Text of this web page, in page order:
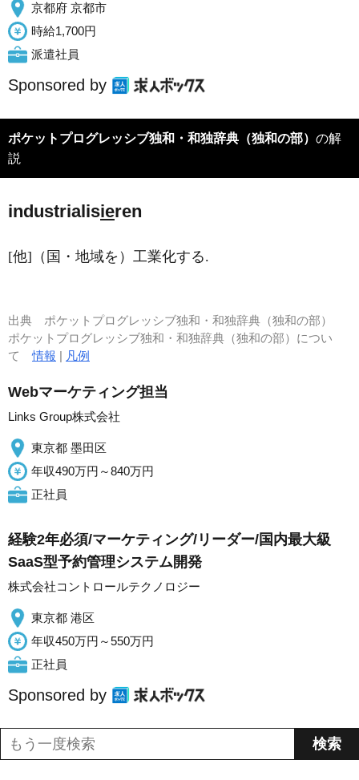
京都府 京都市
時給1,700円
派遣社員
Sponsored by
ポケットプログレッシブ独和・和独辞典（独和の部） の解
説
industrialisieren
[他]（国・地域を）工業化する.
出典 ポケットプログレッシブ独和・和独辞典（独和の部）
ポケットプログレッシブ独和・和独辞典（独和の部）につい
て情報 | 凡例
Webマーケティング担当
Links Group株式会社
東京都 墨田区
年収490万円～840万円
正社員
経験2年必須/マーケティング/リーダー/国内最大級
SaaS型予約管理システム開発
株式会社コントロールテクノロジー
東京都 港区
年収450万円～550万円
正社員
Sponsored by